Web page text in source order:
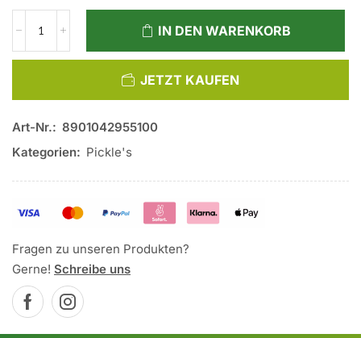
IN DEN WARENKORB
JETZT KAUFEN
Art-Nr.: 8901042955100
Kategorien: Pickle's
Fragen zu unseren Produkten?
Gerne! Schreibe uns